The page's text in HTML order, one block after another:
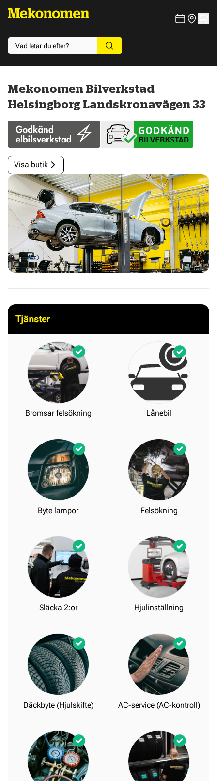
Mekonomen Bilverkstad
Helsingborg Landskronavägen 33
Visa butik
Tjänster
Bromsar felsökning Lånebil
Byte lampor Felsökning
Släcka 2:or Hjulinställning
Däckbyte (Hjulskifte) AC-service (AC-kontroll)